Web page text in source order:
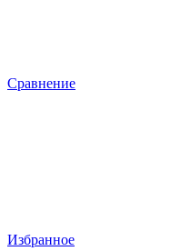
Сравнение
Избранное